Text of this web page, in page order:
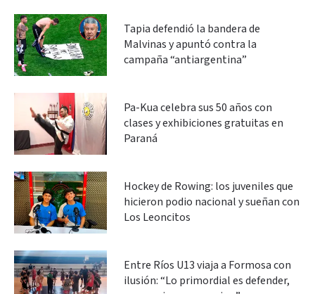
Tapia defendió la bandera de
Malvinas y apuntó contra la
campaña “antiargentina”
Pa-Kua celebra sus 50 años con
clases y exhibiciones gratuitas en
Paraná
Hockey de Rowing: los juveniles que
hicieron podio nacional y sueñan con
Los Leoncitos
Entre Ríos U13 viaja a Formosa con
ilusión: “Lo primordial es defender,